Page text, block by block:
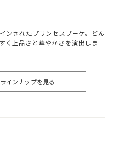
ンされたプリンセスブーケ。どん
く上品さと華やかさを演出しま
インナップを見る